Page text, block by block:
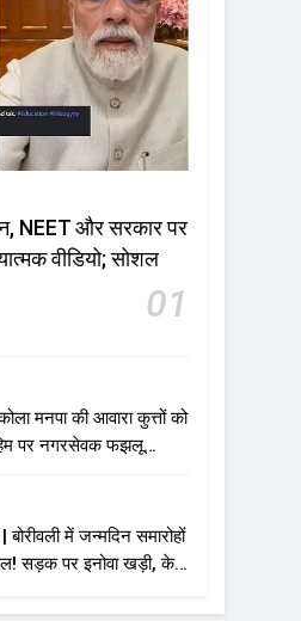
NEET और सरकार पर
वीडियो; सोशल
01
मनपा की आवारा कुत्तों को
पर नगरसेवक फझलू
बोरीवली में जन्मदिन समारोहों
सड़क पर इनोवा खड़ी, केक